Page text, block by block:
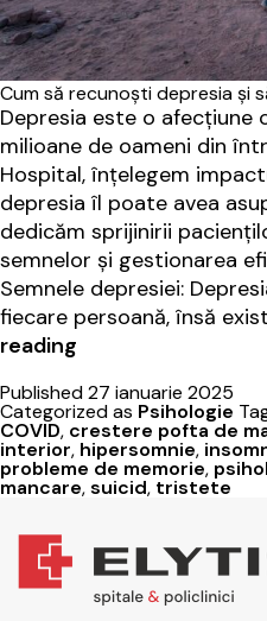
Cum să recunoști depresia și
Depresia este o afecțiune
milioane de oameni din
Hospital, înțelegem
depresia îl poate avea
dedicăm sprijinirii
semnelor și gestionarea
Semnele depresiei:
fiecare persoană, însă
reading
recunoști
depresia
și
să
gestionezi
eficient
Published27 ianuarie 2025
Categorized as Psihologie
COVID, crestere pofta de
interior, hipersomnie,
probleme de memorie,
mancare,suicid, tristete